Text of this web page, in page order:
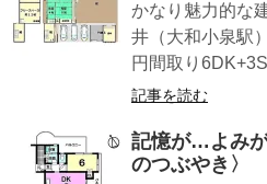
かなり魅力的な
井（大和小泉駅
円間取り
記事を読む
記憶が…よみ
のつぶやき〉